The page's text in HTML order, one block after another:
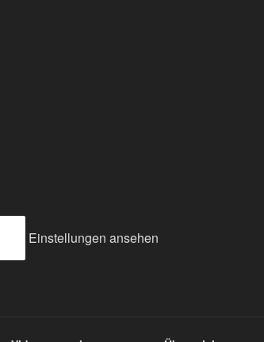
Einstellungen ansehen